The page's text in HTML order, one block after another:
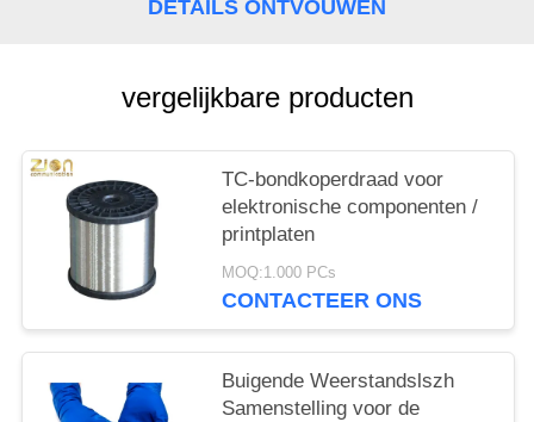
DETAILS ONTVOUWEN
vergelijkbare producten
TC-bondkoperdraad voor
elektronische componenten /
printplaten
MOQ:1.000 PCs
CONTACTEER ONS
Buigende Weerstandslszh
Samenstelling voor de